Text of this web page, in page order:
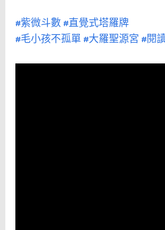
#紫微斗數#直覺式塔羅牌
#毛小孩不孤單#大羅聖源宮#閱